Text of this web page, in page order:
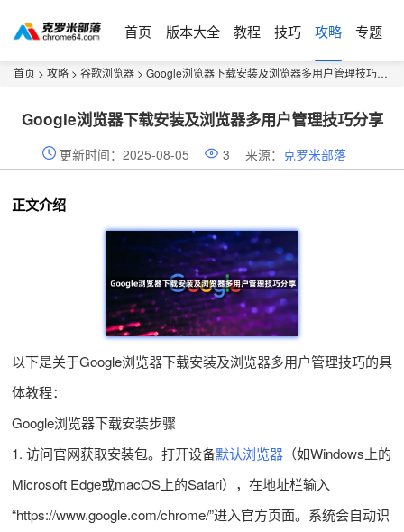
首页 版本大全 教程 技巧 攻略 专题
首页 > 攻略 > 谷歌浏览器 > Google浏览器下载安装及浏览器多用户管理技巧分享
Google浏览器下载安装及浏览器多用户管理技巧分享
更新时间：2025-08-05 3 来源： 克罗米部落
正文介绍
以下是关于Google浏览器下载安装及浏览器多用户管理技巧的具
体教程：
Google浏览器下载安装步骤
1. 访问官网获取安装包。打开设备默认浏览器（如Windows上的
Microsoft Edge或macOS上的Safari），在地址栏输入
“https://www.google.com/chrome/”进入官方页面。系统会自动识